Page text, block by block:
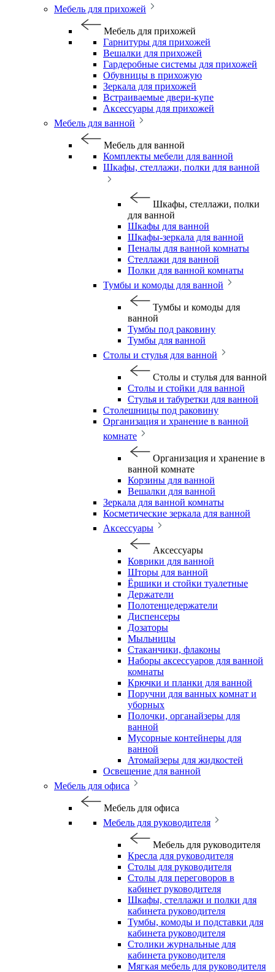
Мебель для прихожей
Мебель для прихожей
Гарнитуры для прихожей
Вешалки для прихожей
Гардеробные системы для прихожей
Обувницы в прихожую
Зеркала для прихожей
Встраиваемые двери-купе
Аксессуары для прихожей
Мебель для ванной
Мебель для ванной
Комплекты мебели для ванной
Шкафы, стеллажи, полки для ванной
Шкафы, стеллажи, полки
для ванной
Шкафы для ванной
Шкафы-зеркала для ванной
Пеналы для ванной комнаты
Стеллажи для ванной
Полки для ванной комнаты
Тумбы и комоды для ванной
Тумбы и комоды для
ванной
Тумбы под раковину
Тумбы для ванной
Столы и стулья для ванной
Столы и стулья для ванной
Столы и стойки для ванной
Стулья и табуретки для ванной
Столешницы под раковину
Организация и хранение в ванной
комнате
Организация и хранение в
ванной комнате
Корзины для ванной
Вешалки для ванной
Зеркала для ванной комнаты
Косметические зеркала для ванной
Аксессуары
Аксессуары
Коврики для ванной
Шторы для ванной
Ёршики и стойки туалетные
Держатели
Полотенцедержатели
Диспенсеры
Дозаторы
Мыльницы
Стаканчики, флаконы
Наборы аксессуаров для ванной
комнаты
Крючки и планки для ванной
Поручни для ванных комнат и
уборных
Полочки, органайзеры для
ванной
Мусорные контейнеры для
ванной
Атомайзеры для жидкостей
Освещение для ванной
Мебель для офиса
Мебель для офиса
Мебель для руководителя
Мебель для руководителя
Кресла для руководителя
Столы для руководителя
Столы для переговоров в
кабинет руководителя
Шкафы, стеллажи и полки для
кабинета руководителя
Тумбы, комоды и подставки для
кабинета руководителя
Столики журнальные для
кабинета руководителя
Мягкая мебель для руководителя